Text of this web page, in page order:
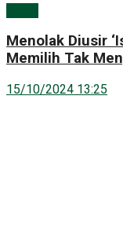
Menolak Diusir
Memilih Tak
15/10/2024 13:25